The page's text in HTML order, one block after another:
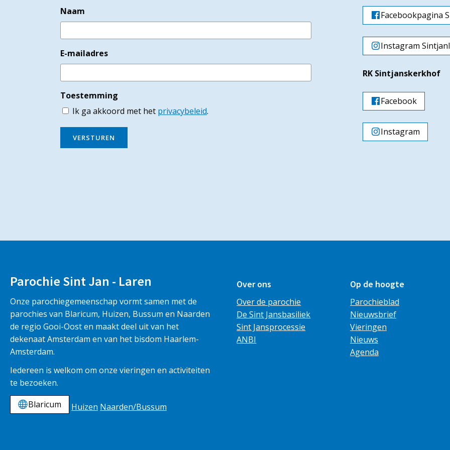
Naam
E-mailadres
Toestemming
Ik ga akkoord met het privacybeleid.
VERSTUREN
Facebookpagina
Instagram
RK Sintjanskerkhof
Facebook
Instagram
Parochie Sint Jan - Laren
Onze parochiegemeenschap vormt samen met de
parochies van Blaricum, Huizen, Bussum en Naarden
de regio Gooi-Oost en maakt deel uit van het
dekenaat Amsterdam en van het bisdom Haarlem-
Amsterdam.
Iedereen is welkom om onze vieringen en activiteiten
te bezoeken.
Blaricum
Huizen Naarden/Bussum
Over ons
Over de parochie
De Sint Jansbasiliek
Sint Jansprocessie
ANBI
Op de hoogte
Parochieblad
Nieuwsbrief
Vieringen
Nieuws
Agenda